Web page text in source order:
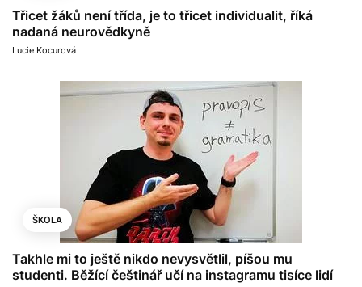
Třicet žáků není třída, je to třicet individualit, říká
nadaná neurovědkyně
Lucie Kocurová
ŠKOLA
Takhle mi to ještě nikdo nevysvětlil, píšou mu
studenti. Běžící češtinář učí na instagramu tisíce lidí